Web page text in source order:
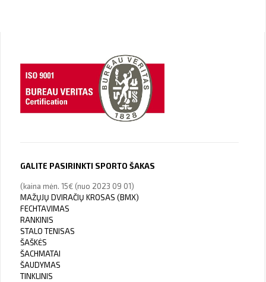
GALITE PASIRINKTI SPORTO ŠAKAS
(kaina mėn. 15€ (nuo 2023 09 01)
MAŽŲJŲ DVIRAČIŲ KROSAS (BMX)
FECHTAVIMAS
RANKINIS
STALO TENISAS
ŠAŠKĖS
ŠACHMATAI
ŠAUDYMAS
TINKLINIS